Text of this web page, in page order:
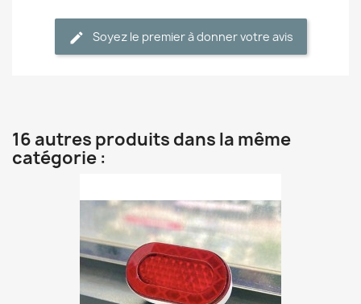
Soyez le premier à donner votre avis
16 autres produits dans la même
catégorie :